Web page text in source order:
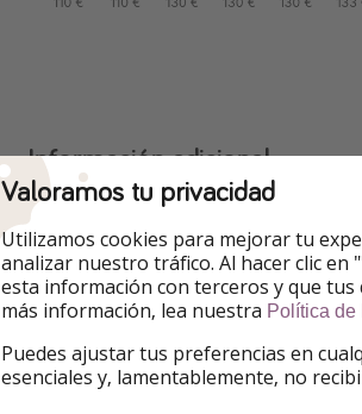
Información adicional
🏨 ¿Dónde te alojarás?
Te alojarás enHotel Estival
ofrece habitaciones amplias con
spa y varios restaurantes con buffet
Vendrell y Tarragona.
Cuenta con una puntuación de 4
Valoramos tu privacidad
Utilizamos cookies para mejorar tu
analizar nuestro tráfico. Al hacer clic
esta información con terceros y que tus
más información, lea nuestra Política de
Puedes ajustar tus preferencias en
esenciales y, lamentablemente, no